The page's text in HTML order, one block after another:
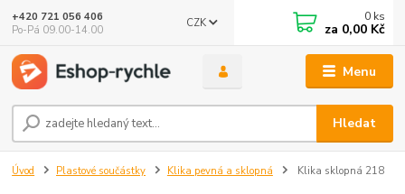
Menu
CZK
Hledat
+420 721 056 406
Po-Pá 09.00-14.00
0 ks
za 0,00 Kč
Úvod Plastové součástky Klika pevná a sklopná Klika sklopná 218